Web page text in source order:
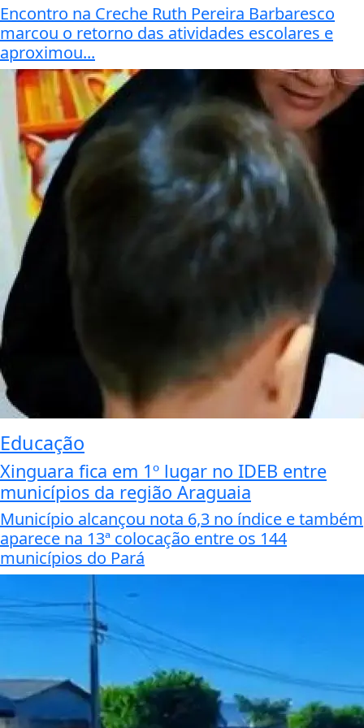
Encontro na Creche Ruth Pereira Barbaresco
marcou o retorno das atividades escolares e
aproximou...
Educação
Xinguara fica em 1º lugar no IDEB entre
municípios da região Araguaia
Município alcançou nota 6,3 no índice e também
aparece na 13ª colocação entre os 144
municípios do Pará